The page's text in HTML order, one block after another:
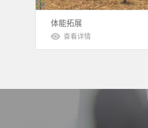
体能拓展
查看详情